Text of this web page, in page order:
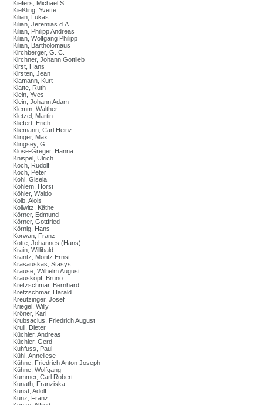
Kiefers, Michael S.
Kießling, Yvette
Kilian, Lukas
Kilian, Jeremias d.Ä.
Kilian, Philipp Andreas
Kilian, Wolfgang Philipp
Kilian, Bartholomäus
Kirchberger, G. C.
Kirchner, Johann Gottlieb
Kirst, Hans
Kirsten, Jean
Klamann, Kurt
Klatte, Ruth
Klein, Yves
Klein, Johann Adam
Klemm, Walther
Kletzel, Martin
Kliefert, Erich
Kliemann, Carl Heinz
Klinger, Max
Klingsey, G.
Klose-Greger, Hanna
Knispel, Ulrich
Koch, Rudolf
Koch, Peter
Kohl, Gisela
Kohlem, Horst
Köhler, Waldo
Kolb, Alois
Kollwitz, Käthe
Körner, Edmund
Körner, Gottfried
Körnig, Hans
Korwan, Franz
Kotte, Johannes (Hans)
Krain, Willibald
Krantz, Moritz Ernst
Krasauskas, Stasys
Krause, Wilhelm August
Krauskopf, Bruno
Kretzschmar, Bernhard
Kretzschmar, Harald
Kreutzinger, Josef
Kriegel, Willy
Kröner, Karl
Krubsacius, Friedrich August
Krull, Dieter
Küchler, Andreas
Küchler, Gerd
Kuhfuss, Paul
Kühl, Anneliese
Kühne, Friedrich Anton Joseph
Kühne, Wolfgang
Kummer, Carl Robert
Kunath, Franziska
Kunst, Adolf
Kunz, Franz